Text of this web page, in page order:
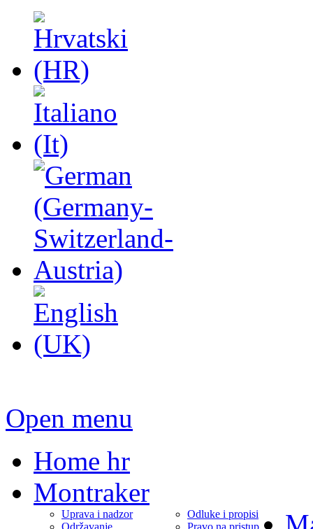
Open menu
Home hr
Montraker
Uprava i nadzor
Održavanje
Odluke i propisi
Pravo na pristup